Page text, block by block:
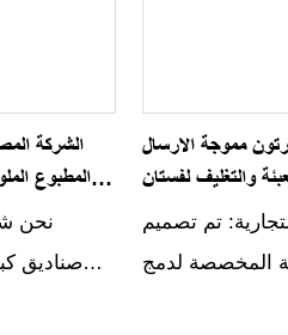
الشركة
المطبوع
نحن
صناديق
مموجة الارسال
والتغليف لفستان
الارسال هدية مربع
تم تصميم
المخصصة لدمج